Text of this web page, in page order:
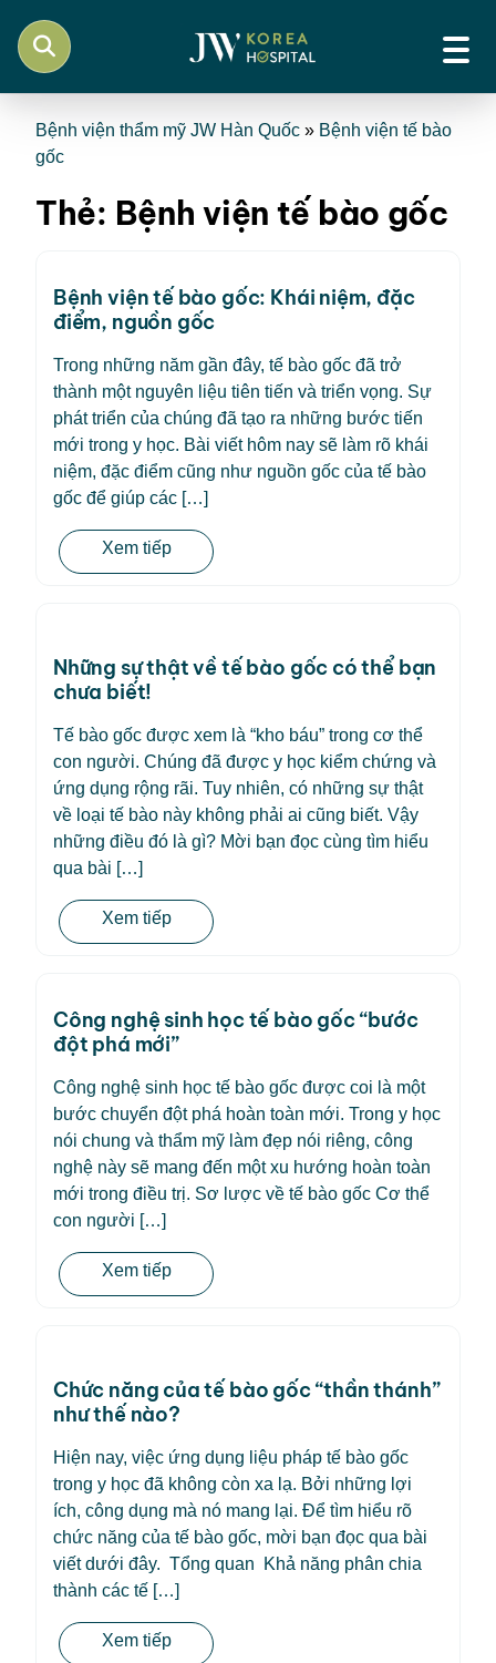
Bệnh viện thẩm mỹ JW Hàn Quốc » Bệnh viện tế bào
gốc
Thẻ: Bệnh viện tế bào gốc
Bệnh viện tế bào gốc: Khái niệm, đặc
điểm, nguồn gốc
Trong những năm gần đây, tế bào gốc đã trở
thành một nguyên liệu tiên tiến và triển vọng. Sự
phát triển của chúng đã tạo ra những bước tiến
mới trong y học. Bài viết hôm nay sẽ làm rõ khái
niệm, đặc điểm cũng như nguồn gốc của tế bào
gốc để giúp các […]
Xem tiếp
Những sự thật về tế bào gốc có thể bạn
chưa biết!
Tế bào gốc được xem là “kho báu” trong cơ thể
con người. Chúng đã được y học kiểm chứng và
ứng dụng rộng rãi. Tuy nhiên, có những sự thật
về loại tế bào này không phải ai cũng biết. Vậy
những điều đó là gì? Mời bạn đọc cùng tìm hiểu
qua bài […]
Xem tiếp
Công nghệ sinh học tế bào gốc “bước
đột phá mới”
Công nghệ sinh học tế bào gốc được coi là một
bước chuyển đột phá hoàn toàn mới. Trong y học
nói chung và thẩm mỹ làm đẹp nói riêng, công
nghệ này sẽ mang đến một xu hướng hoàn toàn
mới trong điều trị. Sơ lược về tế bào gốc Cơ thể
con người […]
Xem tiếp
Chức năng của tế bào gốc “thần thánh”
như thế nào?
Hiện nay, việc ứng dụng liệu pháp tế bào gốc
trong y học đã không còn xa lạ. Bởi những lợi
ích, công dụng mà nó mang lại. Để tìm hiểu rõ
chức năng của tế bào gốc, mời bạn đọc qua bài
viết dưới đây. Tổng quan Khả năng phân chia
thành các tế […]
Xem tiếp